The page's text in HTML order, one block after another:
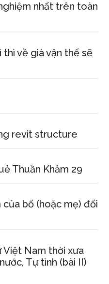
nhất trên toàn
về già vận thế sẽ
revit structure
Thuần Khảm 29
của bố (hoặc mẹ) đối
Việt Nam thời xưa
Tự tình (bài II)